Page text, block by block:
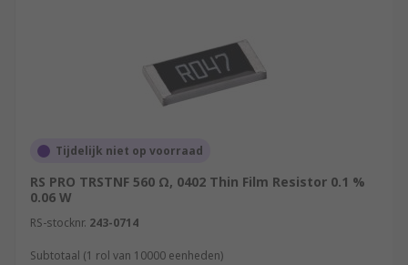
Tijdelijk niet op voorraad
RS PRO TRSTNF 560 Ω, 0402 Thin Film Resistor 0.1 %
0.06 W
RS-stocknr. 243-0714
Subtotaal (1 rol van 10000 eenheden)